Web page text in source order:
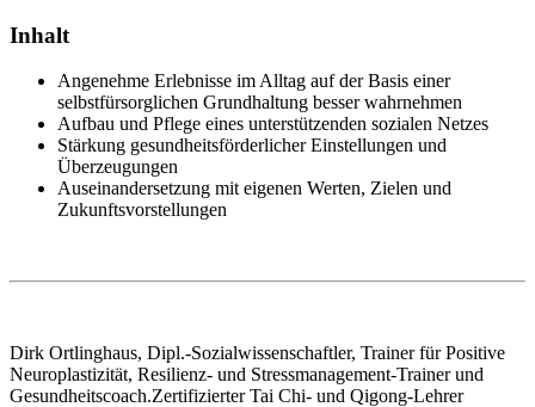
Inhalt
Angenehme Erlebnisse im Alltag auf der Basis einer
selbstfürsorglichen Grundhaltung besser wahrnehmen
Aufbau und Pflege eines unterstützenden sozialen Netzes
Stärkung gesundheitsförderlicher Einstellungen und
Überzeugungen
Auseinandersetzung mit eigenen Werten, Zielen und
Zukunftsvorstellungen
Dirk Ortlinghaus, Dipl.-Sozialwissenschaftler, Trainer für Positive
Neuroplastizität, Resilienz- und Stressmanagement-Trainer und
Gesundheitscoach.Zertifizierter Tai Chi- und Qigong-Lehrer